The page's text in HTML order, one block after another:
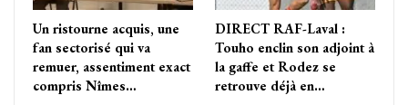
Un ristourne acquis, une
fan sectorisé qui va
remuer, assentiment exact
compris Nîmes…
DIRECT RAF-Laval :
Touho enclin son adjoint à
la gaffe et Rodez se
retrouve déjà en…